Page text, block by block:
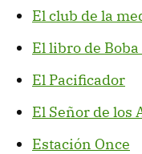
El club de la
El libro de Boba
El Pacificador
El Señor de los
Estación Once